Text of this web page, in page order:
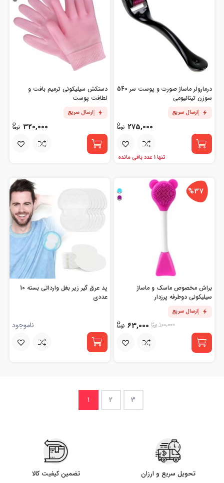
درمارولر ماساژ صورت و پوست سر 540
سوزن تیتانیومی
ارسال سریع
275,000
تنها 1 عدد باقی مانده
دستکش سیلیکونی ترمیم بافت و
لطافت پوست
ارسال سریع
320,000
%37
براش مخصوص ماسک و ماساژ
سیلیکونی دوطرفه پرزدار
ارسال سریع
100,000
63,000
پد عرق گیر زیر بغل وارداتی بسته 10
عددی
ناموجود
1 2 3
تحویل سریع و ارزان تضمین کیفیت کالا